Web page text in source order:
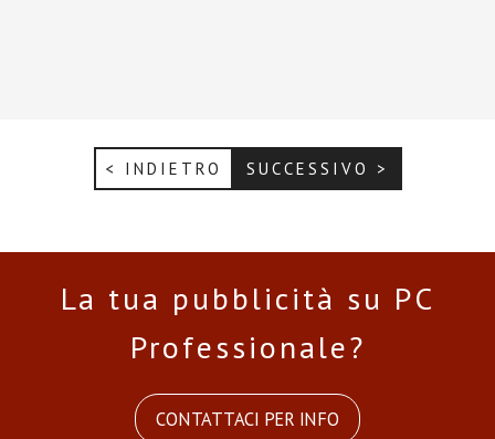
< INDIETRO SUCCESSIVO >
La tua pubblicità su PC
Professionale?
CONTATTACI PER INFO